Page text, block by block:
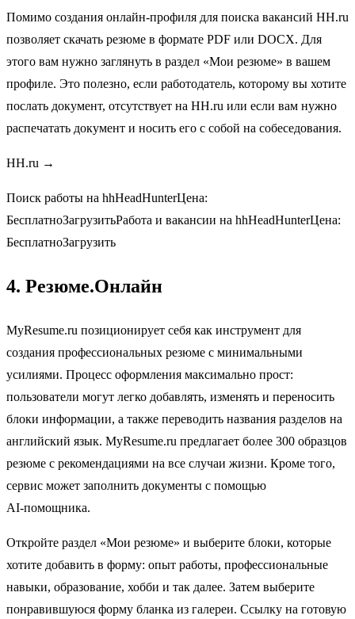
Помимо создания онлайн‑профиля для поиска вакансий HH.ru
позволяет скачать резюме в формате PDF или DOCX. Для
этого вам нужно заглянуть в раздел «Мои резюме» в вашем
профиле. Это полезно, если работодатель, которому вы хотите
послать документ, отсутствует на HH.ru или если вам нужно
распечатать документ и носить его с собой на собеседования.
HH.ru →
Поиск работы на hhHeadHunterЦена:
БесплатноЗагрузитьРабота и вакансии на hhHeadHunterЦена:
БесплатноЗагрузить
4. Резюме.Онлайн
MyResume.ru позиционирует себя как инструмент для
создания профессиональных резюме с минимальными
усилиями. Процесс оформления максимально прост:
пользователи могут легко добавлять, изменять и переносить
блоки информации, а также переводить названия разделов на
английский язык. MyResume.ru предлагает более 300 образцов
резюме с рекомендациями на все случаи жизни. Кроме того,
сервис может заполнить документы с помощью
AI‑помощника.
Откройте раздел «Мои резюме» и выберите блоки, которые
хотите добавить в форму: опыт работы, профессиональные
навыки, образование, хобби и так далее. Затем выберите
понравившуюся форму бланка из галереи. Ссылку на готовую